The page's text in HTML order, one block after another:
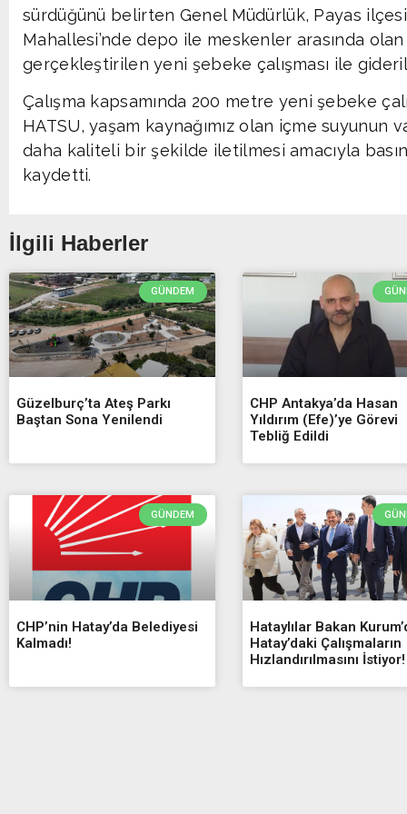
sürdüğünü belirten Genel Müdürlük, Payas
Mahallesi’nde depo ile meskenler arasında
gerçekleştirilen yeni şebeke çalışması ile
Çalışma kapsamında 200 metre yeni şebeke
HATSU, yaşam kaynağımız olan içme suyunun
daha kaliteli bir şekilde iletilmesi amacıyla
kaydetti.
İlgili Haberler
GÜNDEM
Güzelburç’ta Ateş Parkı
Baştan Sona Yenilendi
CHP Antakya’da Hasan
Yıldırım (Efe)’ye Görevi
Tebliğ Edildi
GÜNDEM
CHP’nin Hatay’da Belediyesi
Kalmadı!
Hataylılar Bakan
Hatay’daki Çalışmaların
Hızlandırılmasını İstiyor!